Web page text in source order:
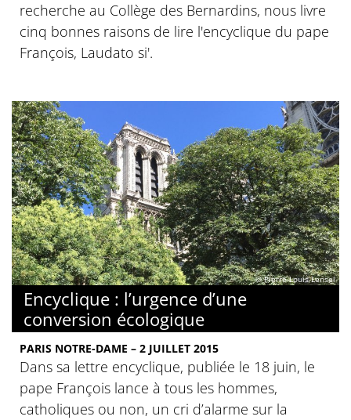
recherche au Collège des Bernardins, nous livre
cinq bonnes raisons de lire l'encyclique du pape
François, Laudato si'.
© Pierre-Louis Lensel
Encyclique : l’urgence d’une
conversion écologique
PARIS NOTRE-DAME – 2 JUILLET 2015
Dans sa lettre encyclique, publiée le 18 juin, le
pape François lance à tous les hommes,
catholiques ou non, un cri d’alarme sur la